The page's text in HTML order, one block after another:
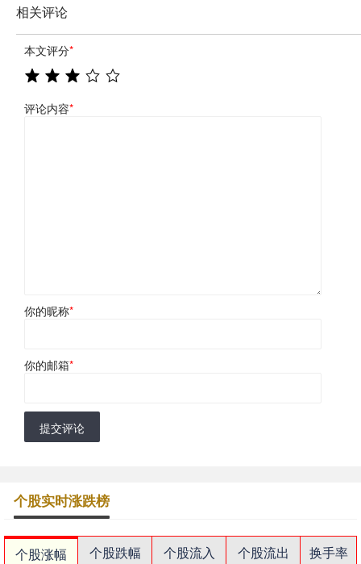
相关评论
本文评分*
评论内容*
你的昵称*
你的邮箱*
提交评论
个股实时涨跌榜
个股涨幅 个股跌幅 个股流入 个股流出
换手率